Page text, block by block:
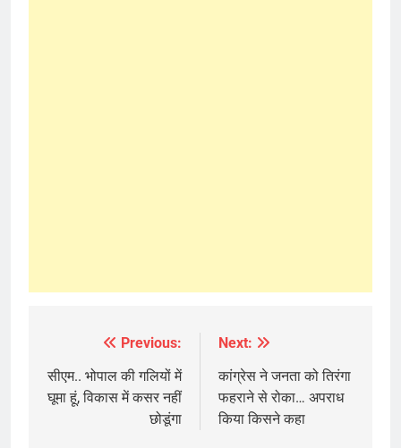
navigation
Previous:
सीएम.. भोपाल की गलियों में
घूमा हूं, विकास में कसर नहीं
छोडूंगा
Next:
कांग्रेस ने जनता को ​तिरंगा
फहराने से रोका… अपराध
किया किसने कहा